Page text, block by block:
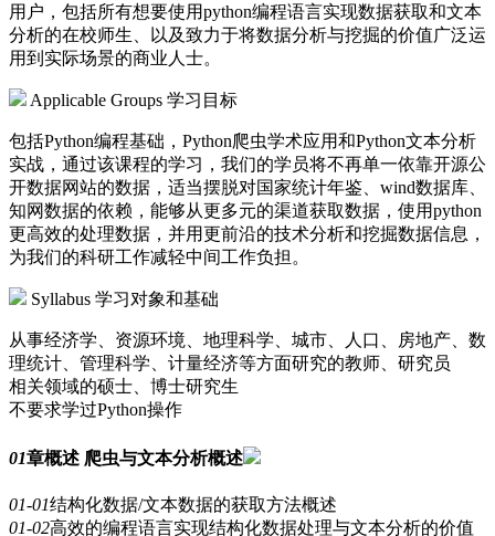
用户，包括所有想要使用python编程语言实现数据获取和文本
分析的在校师生、以及致力于将数据分析与挖掘的价值广泛运
用到实际场景的商业人士。
Applicable Groups 学习目标
包括Python编程基础，Python爬虫学术应用和Python文本分析
实战，通过该课程的学习，我们的学员将不再单一依靠开源公
开数据网站的数据，适当摆脱对国家统计年鉴、wind数据库、
知网数据的依赖，能够从更多元的渠道获取数据，使用python
更高效的处理数据，并用更前沿的技术分析和挖掘数据信息，
为我们的科研工作减轻中间工作负担。
Syllabus 学习对象和基础
从事经济学、资源环境、地理科学、城市、人口、房地产、数
理统计、管理科学、计量经济等方面研究的教师、研究员
相关领域的硕士、博士研究生
不要求学过Python操作
01章概述 爬虫与文本分析概述
01-01结构化数据/文本数据的获取方法概述
01-02高效的编程语言实现结构化数据处理与文本分析的价值